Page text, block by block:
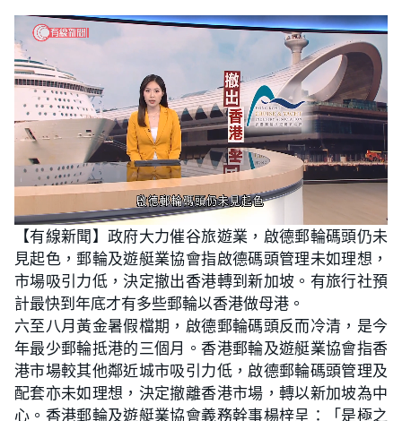
U
n
m
t
e
L
o
a
d
e
d
:
3
0
.
0
0
%
【有線新聞】政府大力催谷旅遊業，啟德郵輪碼頭仍未
見起色，郵輪及遊艇業協會指啟德碼頭管理未如理想，
市場吸引力低，決定撤出香港轉到新加坡。有旅行社預
計最快到年底才有多些郵輪以香港做母港。
六至八月黃金暑假檔期，啟德郵輪碼頭反而冷清，是今
年最少郵輪抵港的三個月。香港郵輪及遊艇業協會指香
港市場較其他鄰近城市吸引力低，啟德郵輪碼頭管理及
配套亦未如理想，決定撤離香港市場，轉以新加坡為中
心。香港郵輪及遊艇業協會義務幹事楊梓呈：「是極之